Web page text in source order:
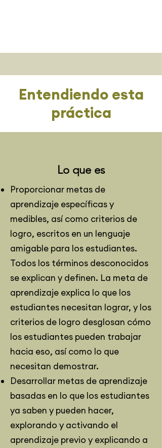
Entendiendo esta
práctica
Lo que es
Proporcionar metas de
aprendizaje específicas y
medibles, así como criterios de
logro, escritos en un lenguaje
amigable para los estudiantes.
Todos los términos desconocidos
se explican y definen. La meta de
aprendizaje explica lo que los
estudiantes necesitan lograr, y los
criterios de logro desglosan cómo
los estudiantes pueden trabajar
hacia eso, así como lo que
necesitan demostrar.
Desarrollar metas de aprendizaje
basadas en lo que los estudiantes
ya saben y pueden hacer,
explorando y activando el
aprendizaje previo y explicando a